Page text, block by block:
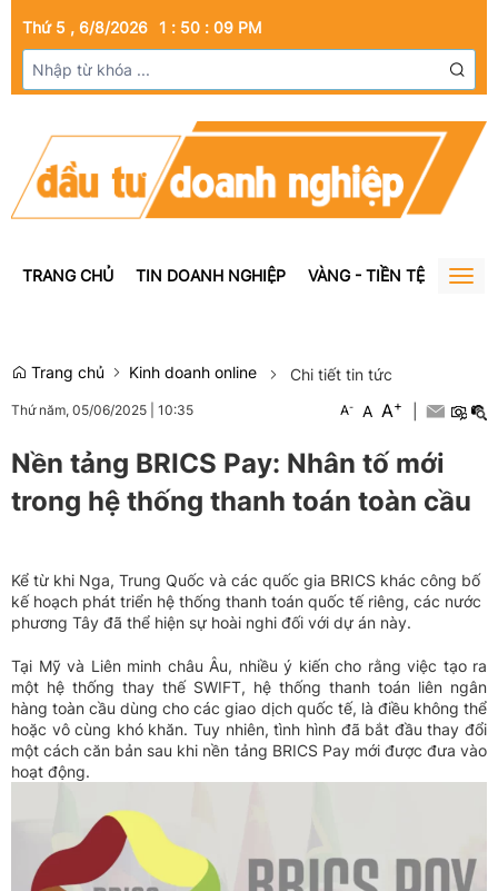
Thứ 5 , 6/8/2026 1 : 50 : 09 PM
TRANG CHỦ TIN DOANH NGHIỆP VÀNG - TIỀN TỆ BẤT
Trang chủ Kinh doanh online Chi tiết tin tức
Thứ năm, 05/06/2025 10:35 A- A A+
Nền tảng BRICS Pay: Nhân tố mới
trong hệ thống thanh toán toàn cầu
Kể từ khi Nga, Trung Quốc và các quốc gia BRICS khác công bố
kế hoạch phát triển hệ thống thanh toán quốc tế riêng, các nước
phương Tây đã thể hiện sự hoài nghi đối với dự án này.
Tại Mỹ và Liên minh châu Âu, nhiều ý kiến cho rằng việc tạo ra
một hệ thống thay thế SWIFT, hệ thống thanh toán liên ngân
hàng toàn cầu dùng cho các giao dịch quốc tế, là điều không thể
hoặc vô cùng khó khăn. Tuy nhiên, tình hình đã bắt đầu thay đổi
một cách căn bản sau khi nền tảng BRICS Pay mới được đưa vào
hoạt động.